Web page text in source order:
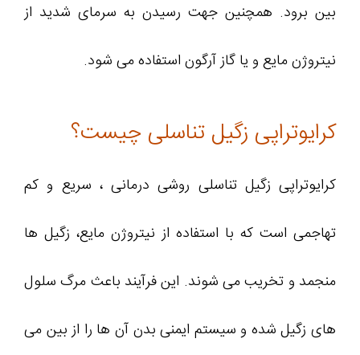
بین برود. همچنین جهت رسیدن به سرمای شدید از
نیتروژن مایع و یا گاز آرگون استفاده می‌ شود.
کرایوتراپی زگیل تناسلی چیست؟
کرایوتراپی زگیل تناسلی روشی درمانی ، سریع و کم‌
تهاجمی است که با استفاده از نیتروژن مایع، زگیل‌ ها
منجمد و تخریب می‌ شوند. این فرآیند باعث مرگ سلول‌
های زگیل شده و سیستم ایمنی بدن آن‌ ها را از بین می‌